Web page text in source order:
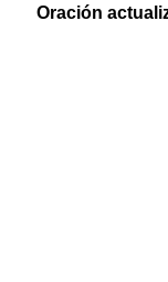
Oración